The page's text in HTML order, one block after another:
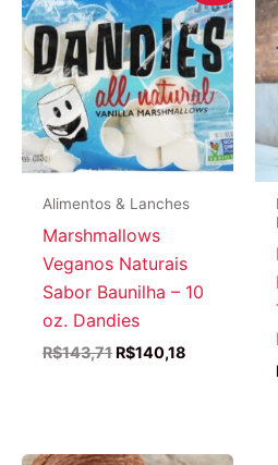
Alimentos & Lanches
Marshmallows
Veganos Naturais
Sabor Baunilha – 10
oz. Dandies
R$143,71 O
R$140,18